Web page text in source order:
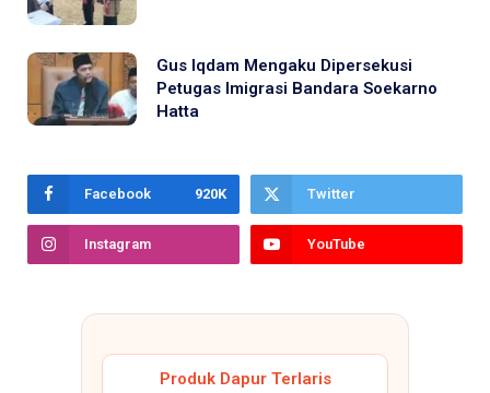
Gus Iqdam Mengaku Dipersekusi
Petugas Imigrasi Bandara Soekarno
Hatta
Facebook 920K Twitter
Instagram YouTube
Produk Dapur Terlaris